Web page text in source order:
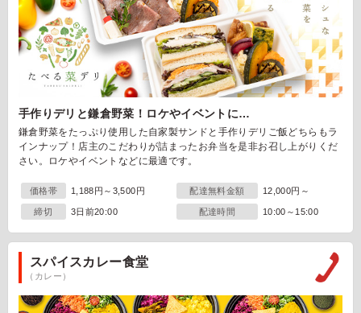
手作りデリと鎌倉野菜！ロケやイベントに…
鎌倉野菜をたっぷり使用した自家製サンドと手作りデリご飯どちらもラ
インナップ！店主のこだわりが詰まったお弁当を是非お召し上がりくだ
さい。ロケやイベントなどに最適です。
価格帯 1,188円～3,500円 配達無料金額 12,000円～
締切 3日前20:00 配達時間 10:00～15:00
スパイスカレー食堂
（カレー）